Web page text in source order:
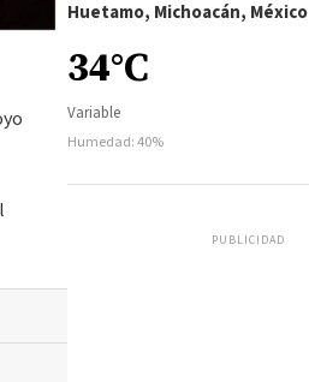
Huetamo, Michoacán, México
34°C
Variable
Humedad: 40%
PUBLICIDAD